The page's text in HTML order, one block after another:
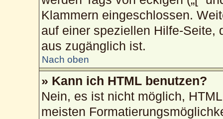
Klammern eingeschlossen.
auf einer speziellen Hilfe-Seite,
aus zugänglich ist.
Nach oben
» Kann ich HTML benutzen?
Nein, es ist nicht möglich,
meisten